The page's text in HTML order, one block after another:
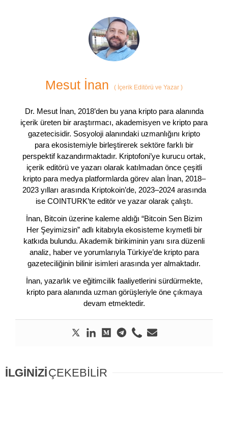
Mesut İnan ( İçerik Editörü ve Yazar )
Dr. Mesut İnan, 2018’den bu yana kripto para alanında
içerik üreten bir araştırmacı, akademisyen ve kripto para
gazetecisidir. Sosyoloji alanındaki uzmanlığını kripto
para ekosistemiyle birleştirerek sektöre farklı bir
perspektif kazandırmaktadır. Kriptofoni’ye kurucu ortak,
içerik editörü ve yazarı olarak katılmadan önce çeşitli
kripto para medya platformlarda görev alan İnan, 2018–
2023 yılları arasında Kriptokoin’de, 2023–2024 arasında
ise COINTURK’te editör ve yazar olarak çalıştı.
İnan, Bitcoin üzerine kaleme aldığı “Bitcoin Sen Bizim
Her Şeyimizsin” adlı kitabıyla ekosisteme kıymetli bir
katkıda bulundu. Akademik birikiminin yanı sıra düzenli
analiz, haber ve yorumlarıyla Türkiye’de kripto para
gazeteciliğinin bilinir isimleri arasında yer almaktadır.
İnan, yazarlık ve eğitimcilik faaliyetlerini sürdürmekte,
kripto para alanında uzman görüşleriyle öne çıkmaya
devam etmektedir.
İLGİNİZİÇEKEBİLİR